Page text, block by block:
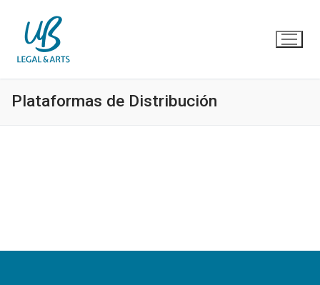
contenido
Plataformas de Distribución